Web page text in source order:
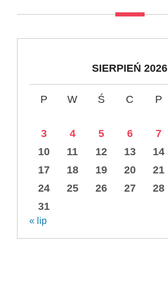
SIERPIEŃ 2026
P W Ś C P
3
4 5 6 7
10
11 12 13 14
17
18 19 20 21
24
25 26 27 28
31
« lip